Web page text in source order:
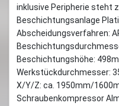
inklusive Peripherie steht
Beschichtungsanlage
Abscheidungsverfahren:
Beschichtungshöhe:
Werkstückdurchmesser:
X/Y/Z: ca. 1950mm/
Schraubenkompressor